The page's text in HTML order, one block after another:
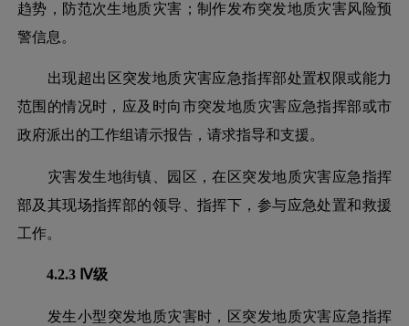
趋势，防范次生地质灾害；制作发布突发地质灾害风险预
警信息。
出现超出区突发地质灾害应急指挥部处置权限或能力
范围的情况时，应及时向市突发地质灾害应急指挥部或市
政府派出的工作组请示报告，请求指导和支援。
灾害发生地街镇、园区，在区突发地质灾害应急指挥
部及其现场指挥部的领导、指挥下，参与应急处置和救援
工作。
4.2.3 Ⅳ级
发生小型突发地质灾害时，区突发地质灾害应急指挥